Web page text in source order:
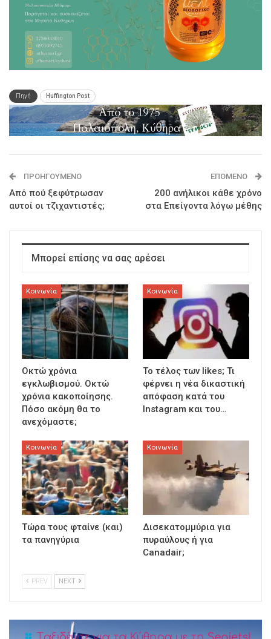
Πηγή Huffington Post
ΠΡΟΗΓΟΎΜΕΝΟ
Από πού ξεφύτρωσαν
αυτοί οι τζιχαντιστές;
ΕΠΌΜΕΝΟ
200 ανήλικοι κάθε χρόνο
στα Επείγοντα λόγω μέθης
Μπορεί επίσης να σας αρέσει
Κοινωνία
Οκτώ χρόνια
εγκλωβισμού. Οκτώ
χρόνια κακοποίησης.
Πόσο ακόμη θα το
ανεχόμαστε;
Κοινωνία
To τέλος των likes; Τι
φέρνει η νέα δικαστική
απόφαση κατά του
Instagram και του…
Κοινωνία
Τώρα τους φταίνε (και)
τα πανηγύρια
Κοινωνία
Δισεκατομμύρια για
πυραύλους ή για
Canadair;
PREV NEXT